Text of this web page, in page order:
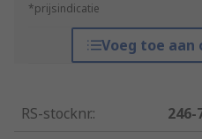
*prijsindicatie
Voeg toe
RS-stocknr.:
246-